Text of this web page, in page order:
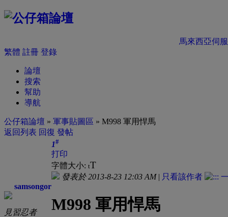
馬來西亞伺
繁體 註冊 登錄
論壇
搜索
幫助
導航
公仔箱論壇 » 軍事貼圖區 » M998 軍用悍馬
返回列表 回復 發帖
samsongor
見習忍者
1#
打印
字體大小: tT
發表於 2013-8-23 12:03 AM| 只看該作者
M998 軍用悍馬